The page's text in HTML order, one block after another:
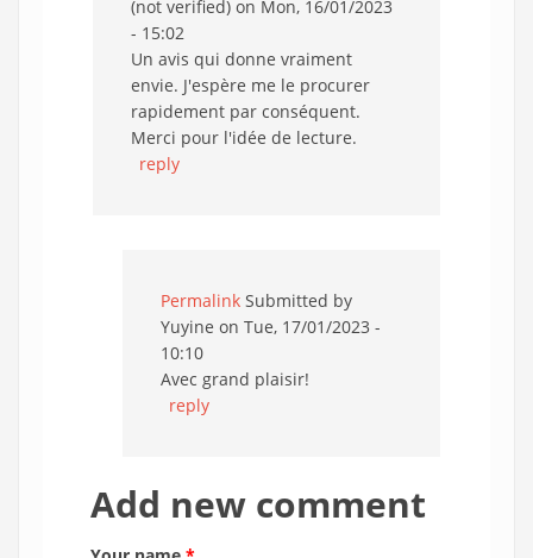
(not verified) on Mon, 16/01/2023
- 15:02
Un avis qui donne vraiment
envie. J'espère me le procurer
rapidement par conséquent.
Merci pour l'idée de lecture.
reply
Permalink Submitted by
Yuyine on Tue, 17/01/2023 -
10:10
Avec grand plaisir!
reply
Add new comment